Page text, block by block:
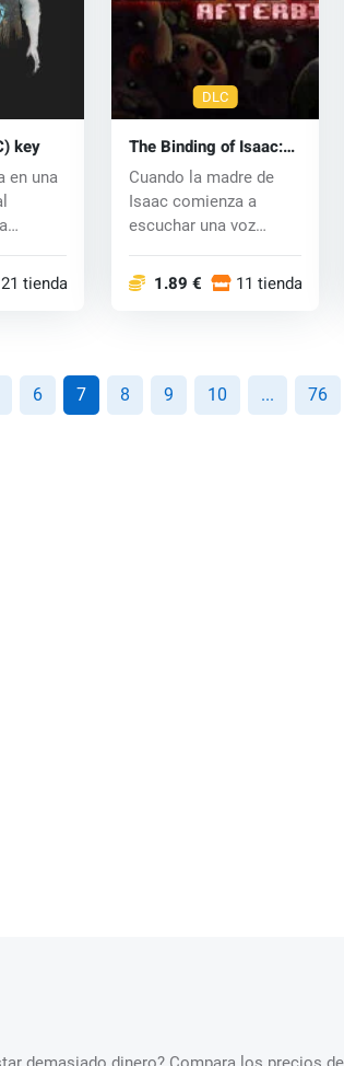
key
en una
21 tiendas
DLC
The Binding of Isaac:
Afterbirth (PC) key
Cuando la madre de
Isaac comienza a
escuchar una voz
sa...1.89 € 11 tiendas
6 7 8 9 10 ... 76